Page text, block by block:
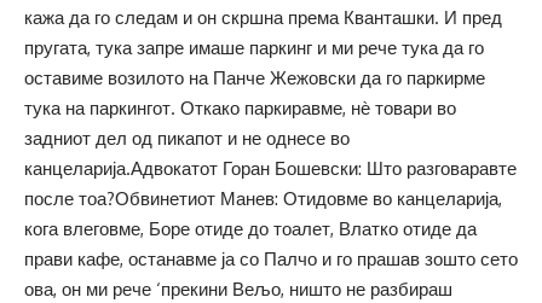
кажа да го следам и он скршна према Кванташки. И пред
пругата, тука запре имаше паркинг и ми рече тука да го
оставиме возилото на Панче Жежовски да го паркирме
тука на паркингот. Откако паркиравме, нѐ товари во
задниот дел од пикапот и не однесе во
канцеларија.Адвокатот Горан Бошевски: Што разговаравте
после тоа?Обвинетиот Манев: Отидовме во канцеларија,
кога влеговме, Боре отиде до тоалет, Влатко отиде да
прави кафе, останавме ја со Палчо и го прашав зошто сето
ова, он ми рече ‘прекини Вељо, ништо не разбираш